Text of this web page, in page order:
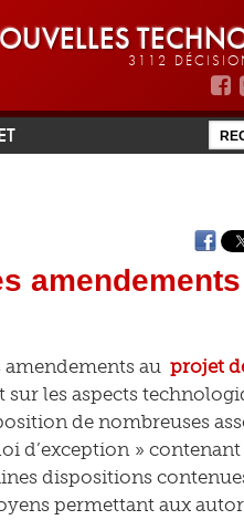
3112
amendements
amendements au projet
les aspects
de nombreuses
d’exception » contenant
dispositions
permettant aux